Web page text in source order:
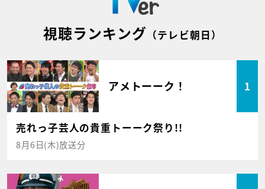
視聴ランキング （テレビ朝日）
アメトーーク！ 1
売れっ子芸人の貴重トーーク祭り!!
8月6日(木)放送分